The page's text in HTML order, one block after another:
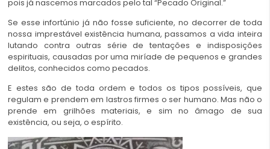
pois já nascemos marcados pelo tal “Pecado Original.”
Se esse infortúnio já não fosse suficiente, no decorrer de toda
nossa imprestável existência humana, passamos a vida inteira
lutando contra outras série de tentações e indisposições
espirituais, causadas por uma miríade de pequenos e grandes
delitos, conhecidos como pecados.
E estes são de toda ordem e todos os tipos possíveis, que
regulam e prendem em lastros firmes o ser humano. Mas não o
prende em grilhões materiais, e sim no âmago de sua
existência, ou seja, o espírito.